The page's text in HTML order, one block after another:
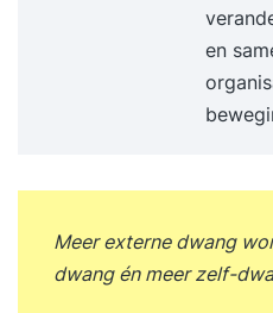
en
Meer externe dwang
dwang én meer zelf-